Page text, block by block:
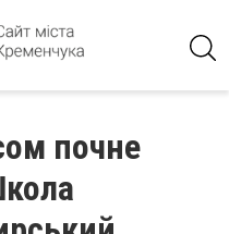
почне